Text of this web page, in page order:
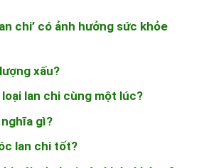
chi’ có ảnh hưởng sức khỏe
xấu?
lan chi cùng một lúc?
gì?
lan chi tốt?